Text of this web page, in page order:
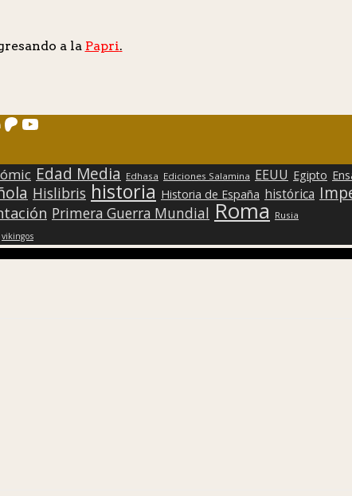
a la Papri.
Patreon
YouTube
Edad Media Edhasa Ediciones Salamina EEUU Egipto
Hislibris historia Historia de España histórica
Primera Guerra Mundial Roma Rusia
vikingos